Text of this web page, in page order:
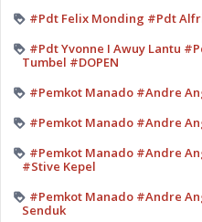
#Pdt Felix Monding #Pdt
#Pdt Yvonne I Awuy Lantu
Tumbel #DOPEN
#Pemkot Manado #Andre
#Pemkot Manado #Andre
#Pemkot Manado #Andre
#Stive Kepel
#Pemkot Manado #Andre
Senduk